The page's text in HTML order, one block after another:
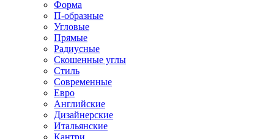
Форма
П-образные
Угловые
Прямые
Радиусные
Скошенные углы
Стиль
Современные
Евро
Английские
Дизайнерские
Итальянские
Кантри